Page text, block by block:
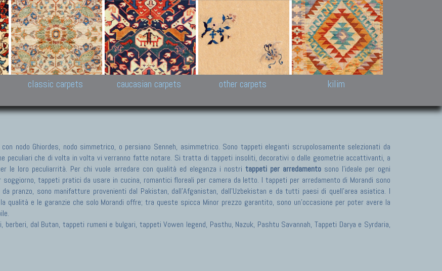
Persian Carpets
Antique Persian carpets,
Old Persian carpets,
New Persian carpets,
Modern Persian carpets
Classic Carpets
Floral carpets, Agra, Zigler,
Uzbek, Herat, Gazni, Pastu,
Peshawar and Hyderabad
Collections,
Pakistan and Afghan
carpets
classic carpets
Caucasian Carpets
Antique Caucasian carpets:
Shirvan, Kuba, Lesghi, Ci-ci.
Kazak and Karabakh rugs
New and old Caucasian
caucasian carpets
Other Carpets
Antique Anatolian carpets.
Old and new Turkish rugs.
Antique Chinese carpets.
Turkmen, Khotan, Bukhara
carpets.
Other antique rugs
other carpets kilim
nodo Ghiordes, nodo simmetrico, o persiano Senneh, asimmetrico. Sono tappeti eleganti scrupolosamente selezionati da
peculiari che di volta in volta vi verranno fatte notare. Si tratta di tappeti insoliti, decorativi o dalle geometrie accattivanti, a
loro peculiarrità. Per chi vuole arredare con qualità ed eleganza i nostri tappeti per arredamentosono l'ideale per ogni
tappeti pratici da usare in cucina, romantici floreali per camera da letto. I tappeti per arredamento di Morandi sono
pranzo, sono manifatture provenienti dal Pakistan, dall'Afganistan, dall'Uzbekistan e da tutti paesi di quell'area asiatica. I
qualità e le garanzie che solo Morandi offre; tra queste spicca Minor prezzo garantito, sono un'occasione per poter avere la
berberi, dal Butan, tappeti rumeni e bulgari, tappeti Vowen legend, Pasthu, Nazuk, Pashtu Savannah, Tappeti Darya e Syrdaria,